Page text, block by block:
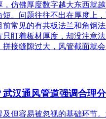
仿佛厚度数字越大东西就
。问题往往不出在厚度上
常见的有共板法兰和角钢
盯着板材厚度，却没注意
接缝隙过大，风管截面就
汉通风管道强调合理
但容易被忽视的基础环节